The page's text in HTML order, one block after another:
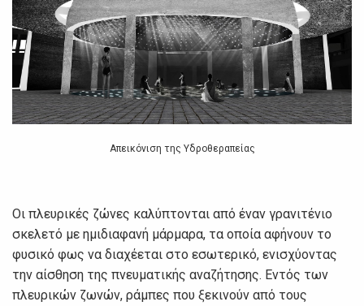
Απεικόνιση της Υδροθεραπείας
Οι πλευρικές ζώνες καλύπτονται από έναν γρανιτένιο
σκελετό με ημιδιαφανή μάρμαρα, τα οποία αφήνουν το
φυσικό φως να διαχέεται στο εσωτερικό, ενισχύοντας
την αίσθηση της πνευματικής αναζήτησης. Εντός των
πλευρικών ζωνών, ράμπες που ξεκινούν από τους